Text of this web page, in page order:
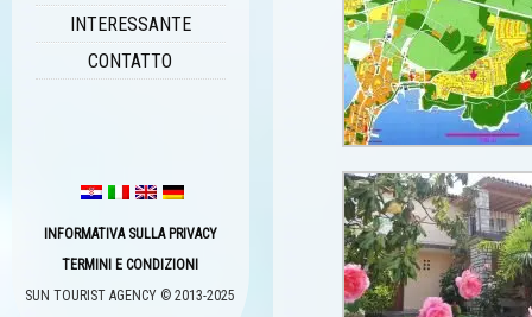
INTERESSANTE
CONTATTO
INFORMATIVA SULLA PRIVACY
TERMINI E CONDIZIONI
SUN TOURIST AGENCY © 2013-2025